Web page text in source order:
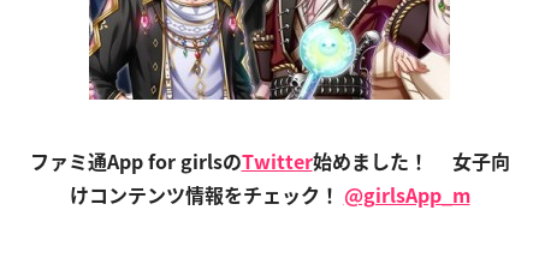
ファミ通App for girlsのTwitter始めました！
女子向
けコンテンツ情報をチェック！ @girlsApp_m